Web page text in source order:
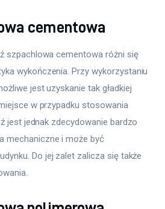
cementowa
szpachlowa cementowa różni się
wykończenia. Przy wykorzystaniu
jest uzyskanie tak gładkiej
w przypadku stosowania
jest jednak zdecydowanie bardzo
mechaniczne i może być
Do jej zalet zalicza się także